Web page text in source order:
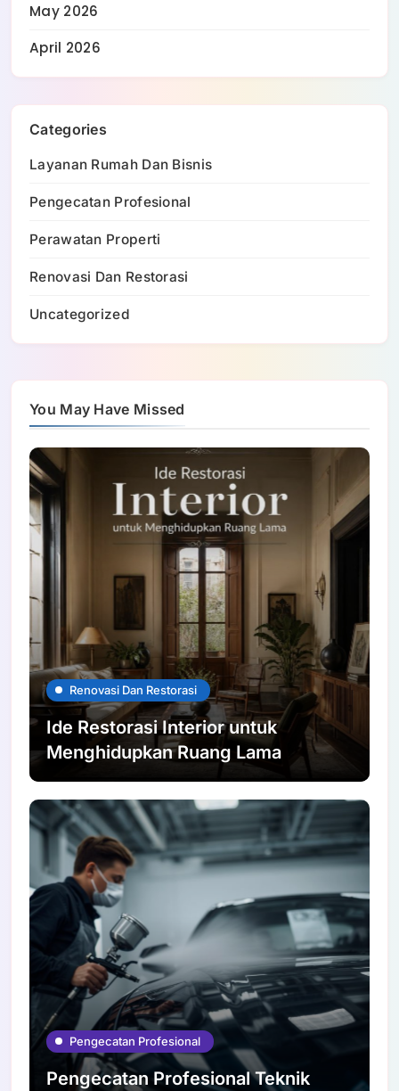
May 2026
April 2026
Categories
Layanan Rumah Dan Bisnis
Pengecatan Profesional
Perawatan Properti
Renovasi Dan Restorasi
Uncategorized
You May Have Missed
Renovasi Dan Restorasi
Ide Restorasi Interior untuk
Menghidupkan Ruang Lama
Pengecatan Profesional
Pengecatan Profesional Teknik